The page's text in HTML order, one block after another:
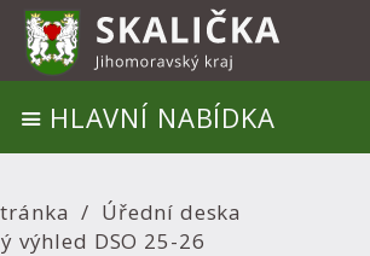
HLAVNÍ NABÍDKA
Úřední deska
výhled DSO 25-26